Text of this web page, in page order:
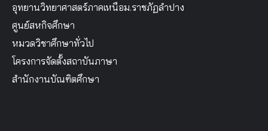
อุทยานวิทยาศาสตร์ภาคเหนือม.ราชภัฏลำปาง
ศูนย์สหกิจศึกษา
หมวดวิชาศึกษาทั่วไป
โครงการจัดตั้งสถาบันภาษา
สำนักงานบัณฑิตศึกษา